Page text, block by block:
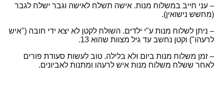
– עני חייב במשלוח מנות. אישה תשלח לאישה וגבר ישלח לגבר
(מחשש נישואין).
– ניתן לשלוח מנות ע"י ילדים. השולח לקטן לא יצא ידי חובה ("איש
לרעהו") וקטן נחשב עד גיל מצוות שהוא 13.
– זמן משלוח מנות ביום ולא בלילה. טוב לעשות סעודת פורים
לאחר ששלח משלוח מנות איש לרעהו ומתנות לאביונים.